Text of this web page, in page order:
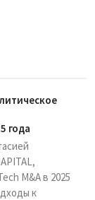
года
M&A в 2025
к